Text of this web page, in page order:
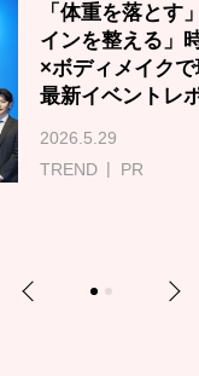
「体重を落とす
インを整える」
×ボディメイク
最新イベントレ
2026.5.29
TREND
PR
Previous 1 2 Next